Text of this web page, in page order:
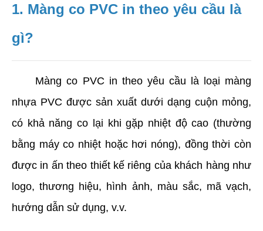
1. Màng co PVC in theo yêu cầu là
gì?
Màng co PVC in theo yêu cầu là loại màng
nhựa PVC được sản xuất dưới dạng cuộn mỏng,
có khả năng co lại khi gặp nhiệt độ cao (thường
bằng máy co nhiệt hoặc hơi nóng), đồng thời còn
được in ấn theo thiết kế riêng của khách hàng như
logo, thương hiệu, hình ảnh, màu sắc, mã vạch,
hướng dẫn sử dụng, v.v.